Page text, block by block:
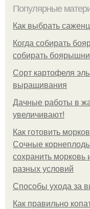
Популярные
Как выбрать
Когда собирать
собирать
Сорт картофеля
выращивания
Дачные работы в
увеличивают!
Как готовить
Сочные
сохранить морковь
разных условий
Способы ухода за
Как правильно